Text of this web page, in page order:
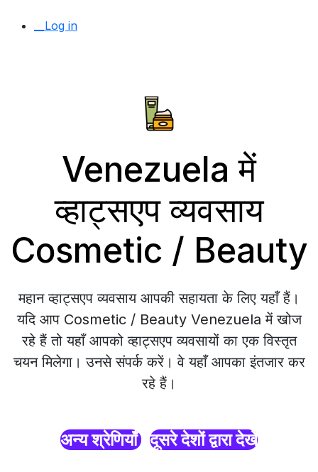
__Log in
Venezuela में
व्हाट्सएप व्यवसाय
Cosmetic / Beauty
महान व्हाट्सएप व्यवसाय आपकी सहायता के लिए यहाँ हैं।
यदि आप Cosmetic / Beauty Venezuela में खोज
रहे हैं तो यहाँ आपको व्हाट्सएप व्यवसायों का एक विस्तृत
चयन मिलेगा। उनसे संपर्क करें। वे यहाँ आपका इंतजार कर
रहे हैं।
अन्य श्रेणियाँ दूसरे देशों द्वारा देखें